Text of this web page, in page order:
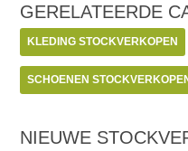
GERELATEERDE
KLEDING STOCKVERKOPEN
SCHOENEN
NIEUWE